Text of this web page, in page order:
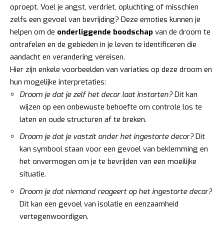
oproept. Voel je angst, verdriet, opluchting of misschien
zelfs een gevoel van bevrijding? Deze emoties kunnen je
helpen om de onderliggende boodschap van de droom te
ontrafelen en de gebieden in je leven te identificeren die
aandacht en verandering vereisen.
Hier zijn enkele voorbeelden van variaties op deze droom en
hun mogelijke interpretaties:
Droom je dat je zelf het decor laat instorten?Dit kan
wijzen op een onbewuste behoefte om controle los te
laten en oude structuren af te breken.
Droom je dat je vastzit onder het ingestorte decor?Dit
kan symbool staan voor een gevoel van beklemming en
het onvermogen om je te bevrijden van een moeilijke
situatie.
Droom je dat niemand reageert op het ingestorte decor?
Dit kan een gevoel van isolatie en eenzaamheid
vertegenwoordigen.